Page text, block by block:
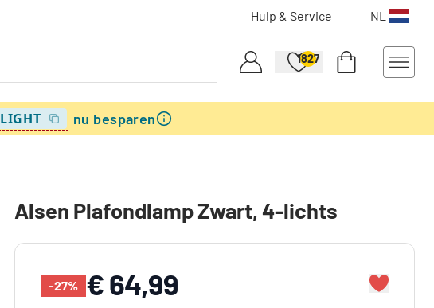
Hulp & Service NL
1827
LIGHT nu besparen
Alsen Plafondlamp Zwart, 4-lichts
-27% € 64,99